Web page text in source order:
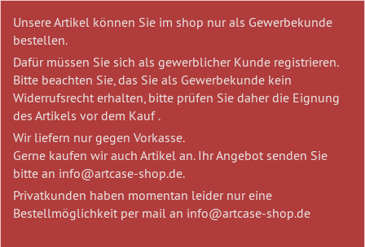
Unsere Artikel können Sie im shop nur als Gewerbekunde
bestellen.
Dafür müssen Sie sich als gewerblicher Kunde registrieren.
Bitte beachten Sie, das Sie als Gewerbekunde kein
Widerrufsrecht erhalten, bitte prüfen Sie daher die Eignung
des Artikels vor dem Kauf .
Wir liefern nur gegen Vorkasse.
Gerne kaufen wir auch Artikel an. Ihr Angebot senden Sie
bitte an info@artcase-shop.de.
Privatkunden haben momentan leider nur eine
Bestellmöglichkeit per mail an info@artcase-shop.de